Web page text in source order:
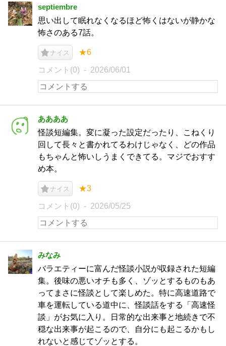
septiembre
思い出して眠れなくなるほど怖くはないが静かな
怖さのある7話。
ナイス ★6
コメント(0) 2026/06/01
ああああ
怪談短編集。変に凝った設定だったり、こねくり
回して長々と書かれてるわけじゃなく、どの作品
もちゃんと怖いしうまくできてる。マジでおすす
め本。
ナイス ★3
コメント(0) 2026/05/25
みなみ
バラエティーに富んだ怪談小説が収録された短編
集。後味の悪いオチも多く、ゾッとするものもあ
ってまさに怪談として楽しめた。特に高速道路で
車を運転している道中に、怪談話をする「高速怪
談」がお気に入り。日常的な出来事と地続きで不
穏な出来事が起こるので、自分にも起こるかもし
れないと感じてゾッとする。